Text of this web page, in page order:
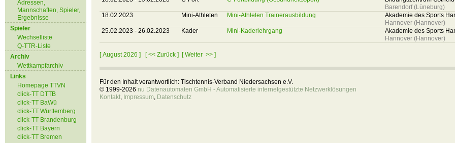
Adressen,
Mannschaften, Spieler,
Ergebnisse
Spieler
Wechselliste
Q-TTR-Liste
Archiv
Wettkampfarchiv
Links
Homepage TTVN
click-TT DTTB
click-TT BaWü
click-TT Württemberg
click-TT Brandenburg
click-TT Bayern
click-TT Bremen
Barendorf (Lüneburg)
18.02.2023
Mini-Athleten Mini-Athleten Trainerausbildung
Akademie des Sports
Hannover (Hannover)
25.02.2023 - 26.02.2023
Kader Mini-Kaderlehrgang
Akademie des Sports
Hannover (Hannover)
[ August 2026 ] [ << Zurück ] [ Weiter >> ]
Für den Inhalt verantwortlich: Tischtennis-Verband Niedersachsen e.V.
© 1999-2026 nu Datenautomaten GmbH - Automatisierte internetgestützte Netzwerklösungen
Kontakt, Impressum, Datenschutz